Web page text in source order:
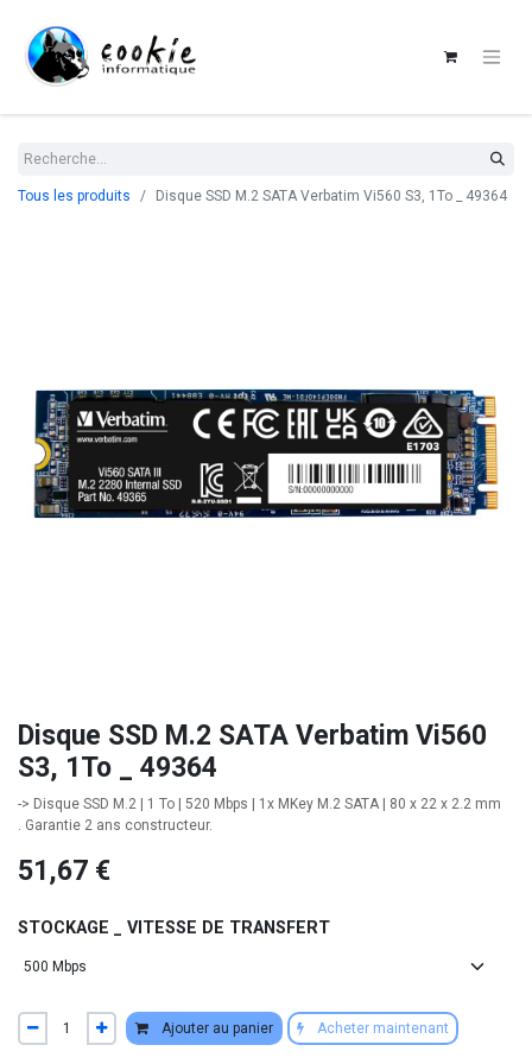
Tous les produits Disque SSD M.2 SATA Verbatim Vi560 S3, 1To _ 49364
Disque SSD M.2 SATA Verbatim Vi560
S3, 1To _ 49364
-> Disque SSD M.2 | 1 To | 520 Mbps | 1x MKey M.2 SATA | 80 x 22 x 2.2 mm
. Garantie 2 ans constructeur.
51,67 €
STOCKAGE _ VITESSE DE TRANSFERT
Ajouter au panier Acheter maintenant